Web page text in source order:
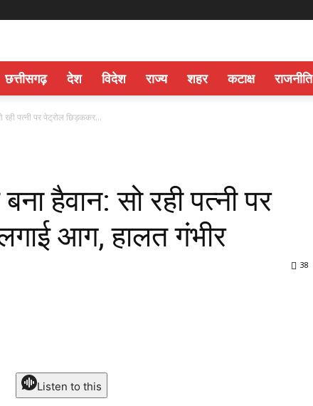
छत्तीसगढ़ देश विदेश राज्य शहर कटाक्ष राजनीति
रही पत्नी पर पेट्रोल छिड़ककर...
हैवान: सो रही पत्नी पर
आग, हालत गंभीर
38
Listen to this